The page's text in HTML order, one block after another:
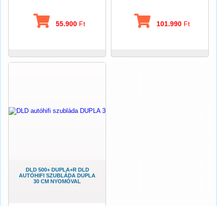
55.900 Ft 101.990 Ft
DLD 500+ DUPLA+R DLD
AUTÓHIFI SZUBLÁDA DUPLA
30 CM NYOMÓVAL